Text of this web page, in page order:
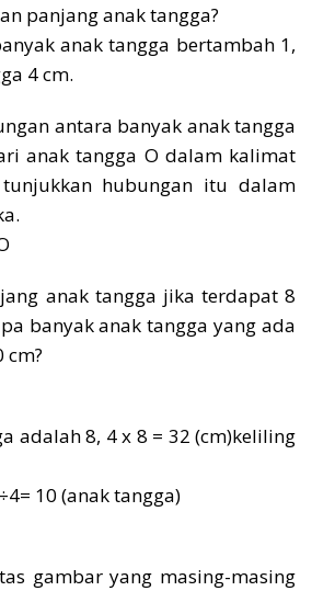
panjang anak tangga?
anak tangga bertambah 1,
4 cm.
antara banyak anak tangga
anak tangga Ο dalam kalimat
hubungan itu dalam
anak tangga jika terdapat 8
banyak anak tangga yang ada
cm?
adalah 8, 4 x 8 = 32 (cm)keliling
10 (anak tangga)
gambar yang masing-masing